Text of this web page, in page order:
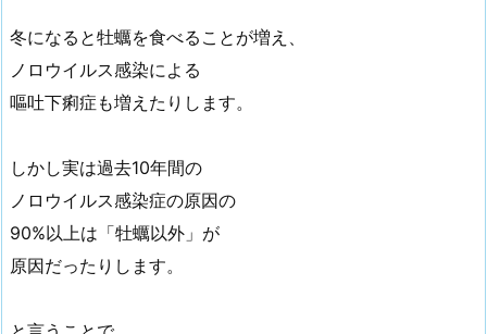
冬になると牡蠣を食べることが増え、
ノロウイルス感染による
嘔吐下痢症も増えたりします。
しかし実は過去10年間の
ノロウイルス感染症の原因の
90%以上は「牡蠣以外」が
原因だったりします。